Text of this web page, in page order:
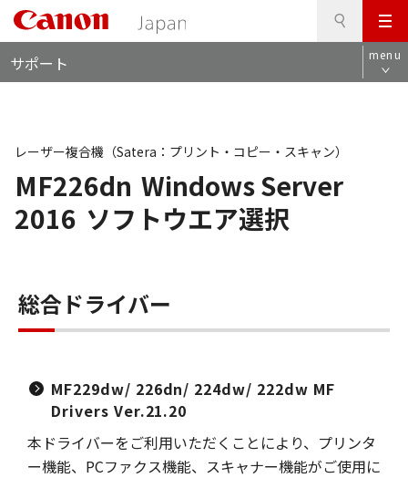
メ
ニ
ュ
サポート menu
MF226dn Windows Server
2016 ソフトウエア選択
レーザー複合機（Satera：プリント・コピー・スキャン）
総合ドライバー
MF229dw/ 226dn/ 224dw/ 222dw MF
Drivers Ver.21.20
本ドライバーをご利用いただくことにより、プリンタ
ー機能、PCファクス機能、スキャナー機能がご使用に